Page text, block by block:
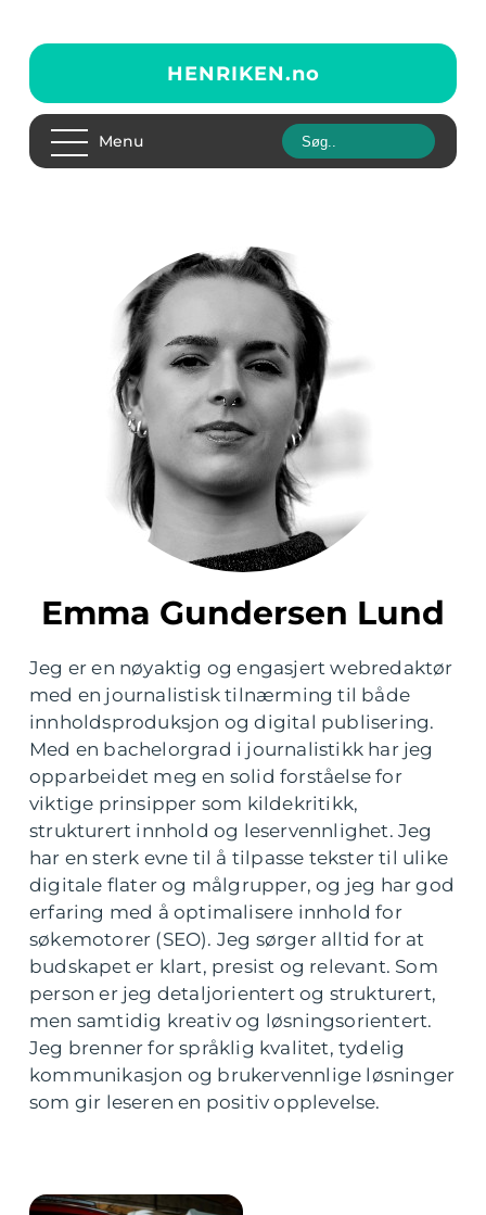
HENRIKEN.no
Menu
Emma Gundersen Lund
Jeg er en nøyaktig og engasjert webredaktør
med en journalistisk tilnærming til både
innholdsproduksjon og digital publisering.
Med en bachelorgrad i journalistikk har jeg
opparbeidet meg en solid forståelse for
viktige prinsipper som kildekritikk,
strukturert innhold og leservennlighet. Jeg
har en sterk evne til å tilpasse tekster til ulike
digitale flater og målgrupper, og jeg har god
erfaring med å optimalisere innhold for
søkemotorer (SEO). Jeg sørger alltid for at
budskapet er klart, presist og relevant. Som
person er jeg detaljorientert og strukturert,
men samtidig kreativ og løsningsorientert.
Jeg brenner for språklig kvalitet, tydelig
kommunikasjon og brukervennlige løsninger
som gir leseren en positiv opplevelse.